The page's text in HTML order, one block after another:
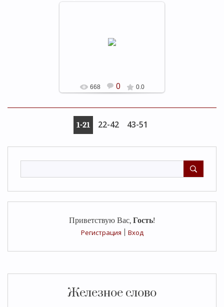
Приветствую Вас, Гость!
Регистрация
Вход
Железное слово
668 0 0.0
1-21 22-42 43-51